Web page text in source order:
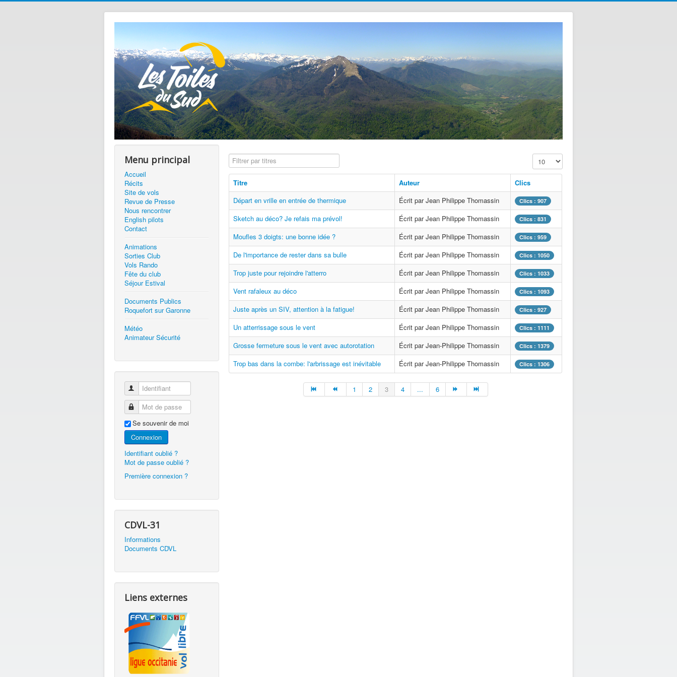
Menu principal
Accueil
Récits
Site de vols
Revue de Presse
Nous rencontrer
English pilots
Contact
Animations
Sorties Club
Vols Rando
Fête du club
Séjour Estival
Documents Publics
Roquefort sur Garonne
Météo
Animateur Sécurité
Identifiant
Mot de passe
Se souvenir de moi
Connexion
Identifiant oublié ?
Mot de passe oublié ?
Première connexion ?
CDVL-31
Informations
Documents CDVL
Liens externes
Filtrer par titres Affichage #
Titre Auteur
Clics
Départ en vrille en entrée de thermique
Écrit par Jean Philippe Thomassin Clics : 907
Sketch au déco? Je refais ma prévol! Écrit par Jean Philippe Thomassin Clics : 831
Moufles 3 doigts: une bonne idée ? Écrit par Jean Philippe Thomassin Clics : 959
De l'importance de rester dans sa bulle Écrit par Jean Philippe Thomassin Clics : 1050
Trop juste pour rejoindre l'atterro Écrit par Jean Philippe Thomassin Clics : 1033
Vent rafaleux au déco Écrit par Jean Philippe Thomassin Clics : 1093
Juste après un SIV, attention à la fatigue! Écrit par Jean Philippe Thomassin Clics : 927
Un atterrissage sous le vent Écrit par Jean Philippe Thomassin Clics : 1111
Grosse fermeture sous le vent avec autorotation Écrit par Jean-Philippe Thomassin Clics : 1379
Trop bas dans la combe: l'arbrissage est inévitable Écrit par Jean-Philippe Thomassin Clics : 1306
1 2 3 4 ... 6